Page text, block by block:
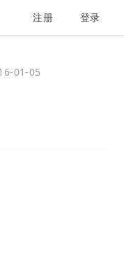
注册 登录
01-05